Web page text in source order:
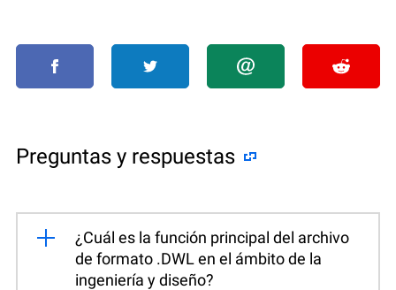
Preguntas y respuestas
¿Cuál es la función principal del archivo
de formato .DWL en el ámbito de la
ingeniería y diseño?